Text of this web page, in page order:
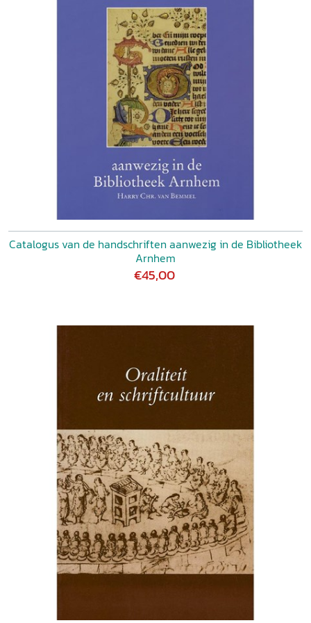
autografen.’ Joost van Driel in:VakTaal(2009) 3/4, p. 30-31
Catalogus van de handschriften aanwezig in de Bibliotheek
Arnhem
€45,00